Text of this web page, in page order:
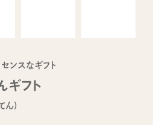
ンスなギフト
フト
ん)